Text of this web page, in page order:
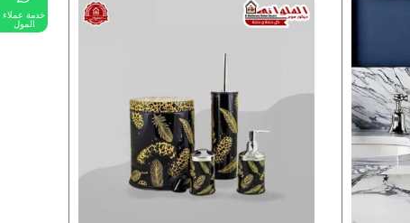
خدمة عملاء
المول